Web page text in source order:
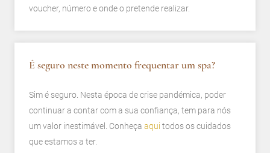
voucher, número e onde o pretende realizar.
É seguro neste momento frequentar um spa?
Sim é seguro. Nesta época de crise pandémica, poder
continuar a contar com a sua confiança, tem para nós
um valor inestimável. Conheça aqui todos os cuidados
que estamos a ter.